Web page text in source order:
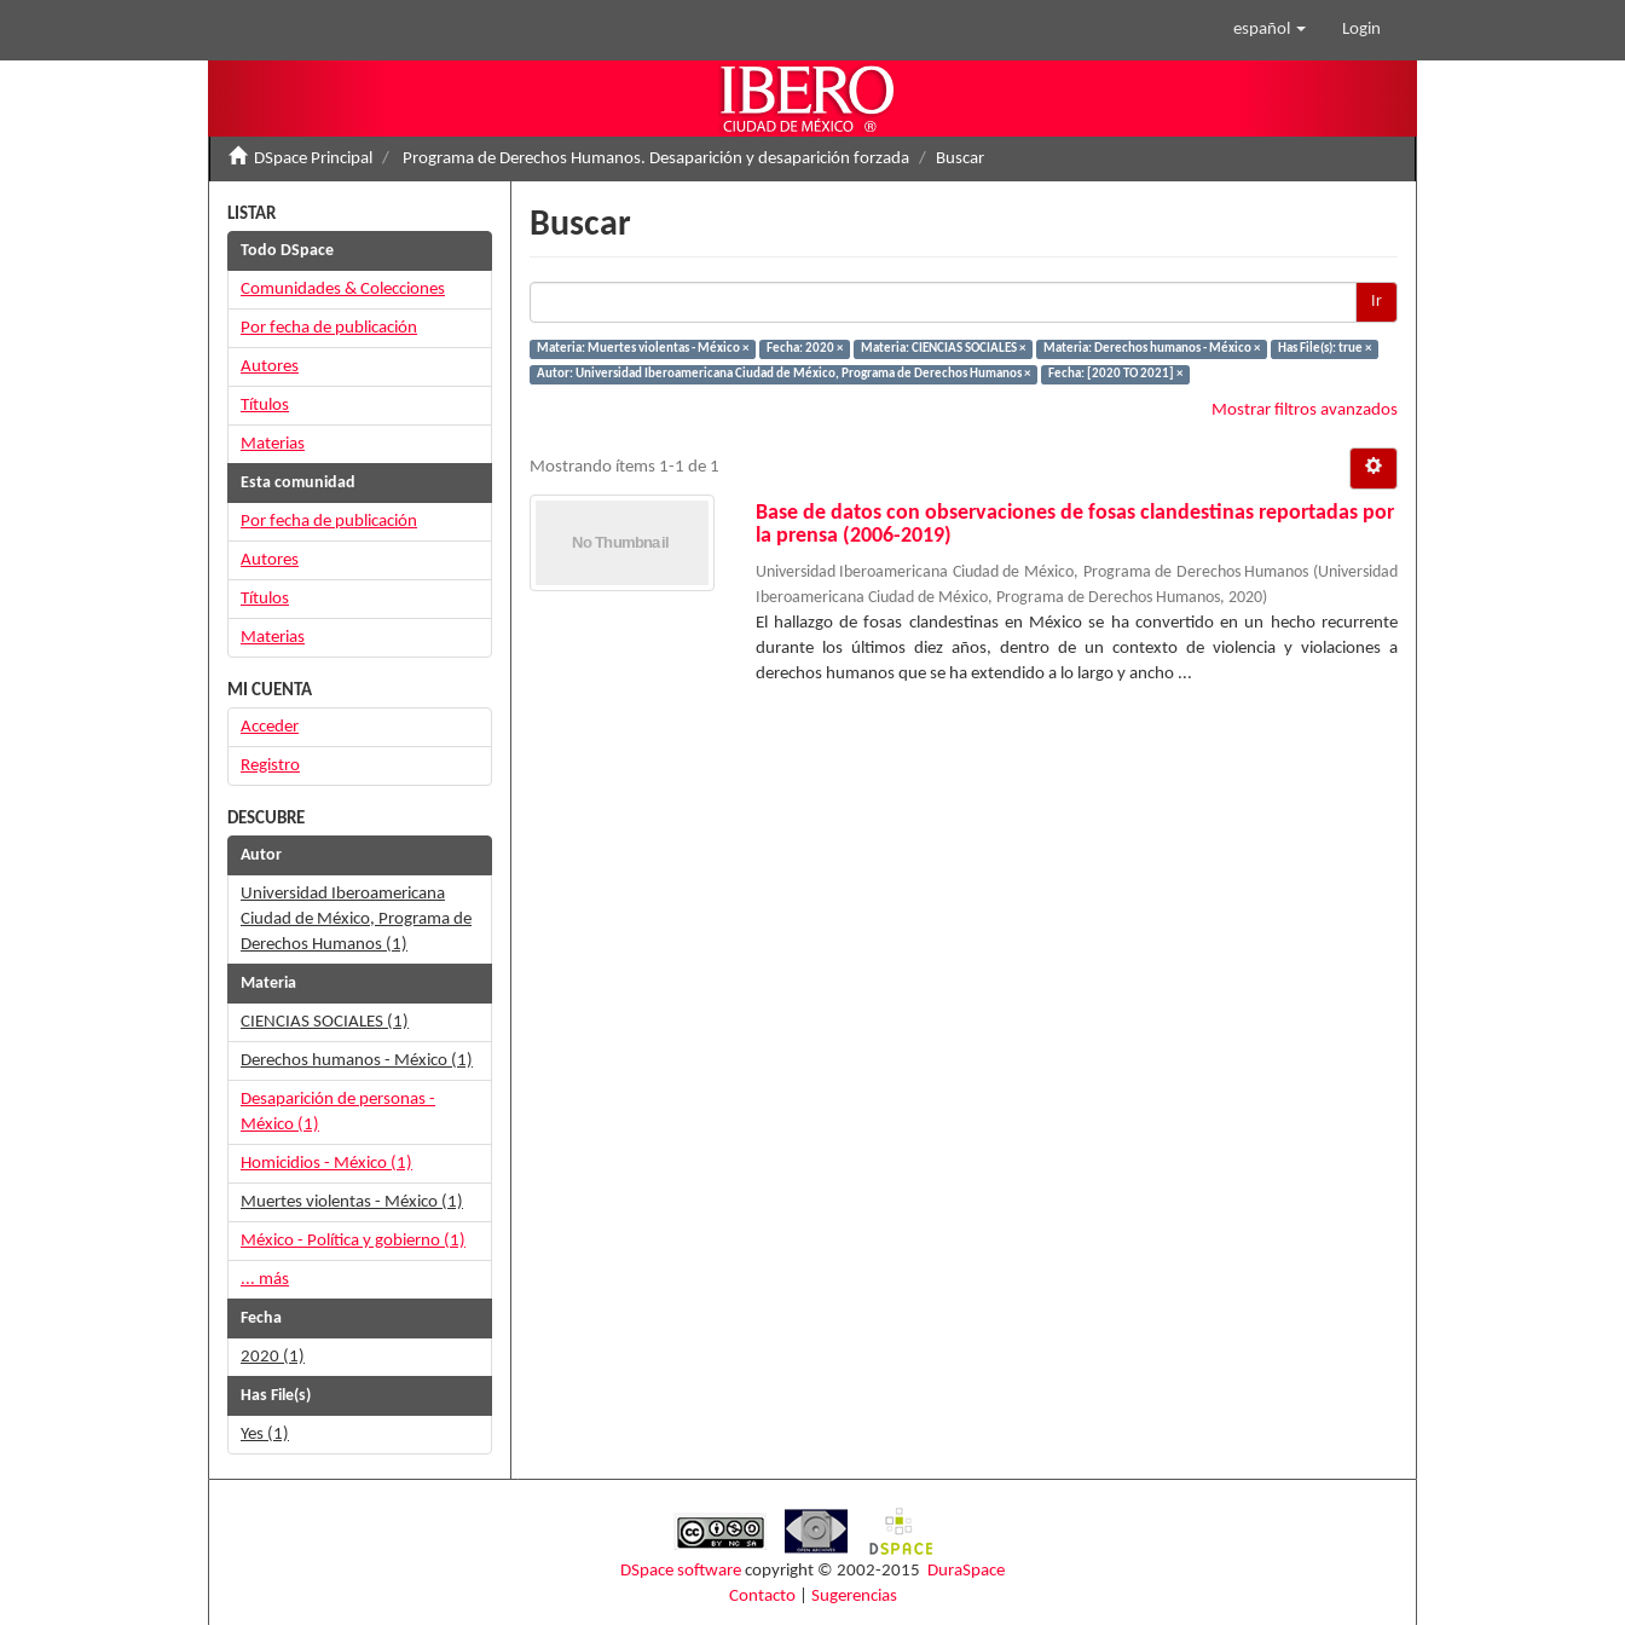
español Login
DSpace Principal Programa de Derechos Humanos. Desaparición y desaparición forzada Buscar
Buscar
Ir
Materia: Muertes violentas - México × Fecha: 2020 × Materia: CIENCIAS SOCIALES × Materia: Derechos humanos - México ×
Has File(s): true ×
Autor: Universidad Iberoamericana Ciudad de México, Programa de Derechos Humanos ×
Fecha: [2020 TO 2021] ×
Mostrar filtros avanzados
Mostrando ítems 1-1 de 1
Base de datos con observaciones de fosas clandestinas reportadas por
la prensa (2006-2019)
Universidad Iberoamericana Ciudad de México, Programa de Derechos Humanos (Universidad
Iberoamericana Ciudad de México, Programa de Derechos Humanos, 2020)
El hallazgo de fosas clandestinas en México se ha convertido en un hecho recurrente
durante los últimos diez años, dentro de un contexto de violencia y violaciones a
derechos humanos que se ha extendido a lo largo y ancho ...
LISTAR
Todo DSpace
Comunidades & Colecciones
Por fecha de publicación
Autores
Títulos
Materias
Esta comunidad
Por fecha de publicación
Autores
Títulos
Materias
MI CUENTA
Acceder
Registro
DESCUBRE
Autor
Universidad Iberoamericana
Ciudad de México, Programa de
Derechos Humanos (1)
Materia
CIENCIAS SOCIALES (1)
Derechos humanos - México (1)
Desaparición de personas -
México (1)
Homicidios - México (1)
Muertes violentas - México (1)
México - Política y gobierno (1)
... más
Fecha
2020 (1)
Has File(s)
Yes (1)
DSpace software copyright © 2002-2015 DuraSpace
Contacto| Sugerencias